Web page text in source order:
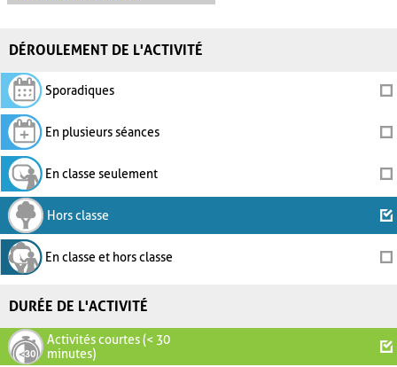
DÉROULEMENT DE L'ACTIVITÉ
Sporadiques
En plusieurs séances
En classe seulement
Hors classe
En classe et hors classe
DURÉE DE L'ACTIVITÉ
Activités courtes (< 30
minutes)